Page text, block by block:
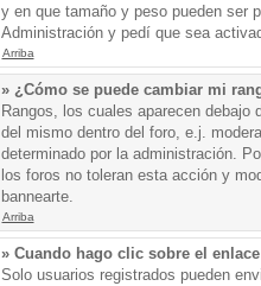
y en que tamaño y peso pueden ser
Administración y pedí que sea
Arriba
» ¿Cómo se puede cambiar mi
Rangos, los cuales aparecen
del mismo dentro del foro, e.j.
determinado por la administración.
los foros no toleran esta acción y
bannearte.
Arriba
» Cuando hago clic sobre el
Solo usuarios registrados pueden